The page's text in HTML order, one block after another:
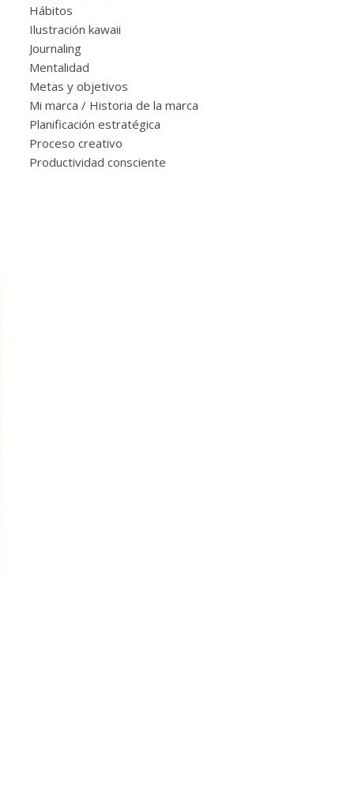
Hábitos
Ilustración kawaii
Journaling
Mentalidad
Metas y objetivos
Mi marca / Historia de la marca
Planificación estratégica
Proceso creativo
Productividad consciente